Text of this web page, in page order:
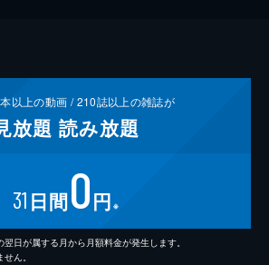
本以上の動画 /210誌以上の雑誌が
放題 読み放題
31 日間0円 ※
日が属する月から月額料金が発生します。
ん。